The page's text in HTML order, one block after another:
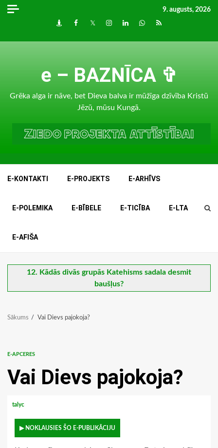
Skip
9. augusts, 2026
DraugiemFacebook
TwitterInstagram
LinkedInwhatsapp
RSS
e – BAZNĪCA ✞
Grēka alga ir nāve, bet Dieva balva ir mūžīga dzīvība Kristū
Jēzū, mūsu Kungā.
E-KONTAKTI E-PROJEKTS E-ARHĪVS
E-POLEMIKA E-BĪBELE E-TICĪBA E-LTA
E-AFIŠA
12. Kādās divās grupās Katehisms sadala desmit
baušļus?
Sākums Vai Dievs pajokoja?
E-APCERES
Vai Dievs pajokoja?
talyc
▶ NOKLAUSIES ŠO E-PUBLIKĀCIJU